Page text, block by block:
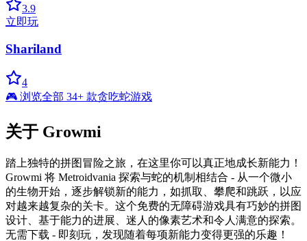
3.9
立即玩
Shariland
4
🎮 浏览全部 34+ 款贪吃蛇游戏
关于 Growmi
踏上独特的拼图冒险之旅，在这里你可以真正地成长新能力！
Growmi 将 Metroidvania 探索与蛇的机制相结合 - 从一个微小
的生物开始，逐步解锁新的能力，如抓取、攀爬和跳跃，以应
对越来越复杂的关卡。这个免费的无障碍游戏具有巧妙的拼图
设计、基于能力的进展、迷人的像素艺术和令人满意的探索。
无需下载 - 即刻玩，发现随着每项新能力变得更强的乐趣！